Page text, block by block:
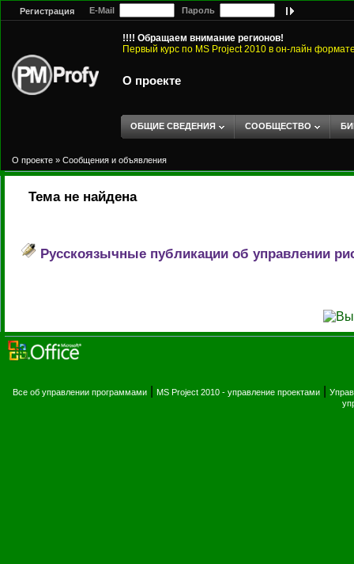
Регистрация E-Mail Пароль
!!!! Обращаем внимание регионов!
Первый курс по MS Project 2010 в он-лайн
О проекте
ОБЩИЕ СВЕДЕНИЯ СООБЩЕСТВО
О проекте » Сообщения и объявления
Тема не найдена
Русскоязычные публикации об управлении
Все об управлении программами MS Project 2010 - управление проектами